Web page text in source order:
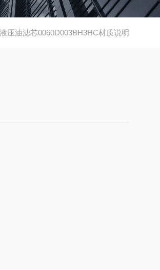
压油滤芯0060D003BH3HC材质说明